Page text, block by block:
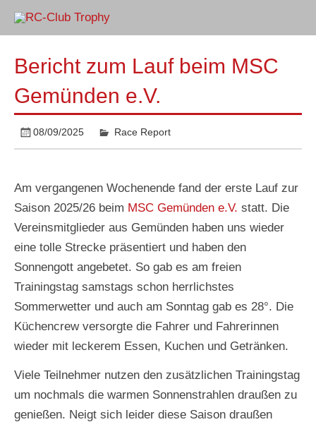
content
RC-Club
Trophy
Bericht zum Lauf beim MSC
Gemünden e.V.
08/09/2025 Race Report
Am vergangenen Wochenende fand der erste Lauf zur
Saison 2025/26 beim MSC Gemünden e.V. statt. Die
Vereinsmitglieder aus Gemünden haben uns wieder
eine tolle Strecke präsentiert und haben den
Sonnengott angebetet. So gab es am freien
Trainingstag samstags schon herrlichstes
Sommerwetter und auch am Sonntag gab es 28°. Die
Küchencrew versorgte die Fahrer und Fahrerinnen
wieder mit leckerem Essen, Kuchen und Getränken.
Viele Teilnehmer nutzen den zusätzlichen Trainingstag
um nochmals die warmen Sonnenstrahlen draußen zu
genießen. Neigt sich leider diese Saison draußen